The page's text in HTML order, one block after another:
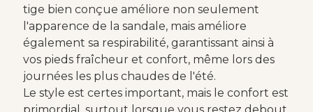
tige bien conçue améliore non seulement
l'apparence de la sandale, mais améliore
également sa respirabilité, garantissant ainsi à
vos pieds fraîcheur et confort, même lors des
journées les plus chaudes de l'été.
Le style est certes important, mais le confort est